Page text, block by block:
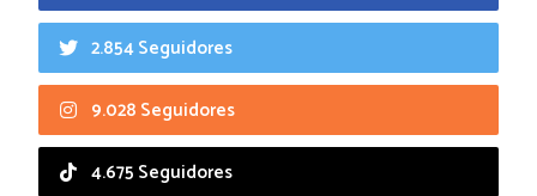
2.854 Seguidores
9.028 Seguidores
4.675 Seguidores